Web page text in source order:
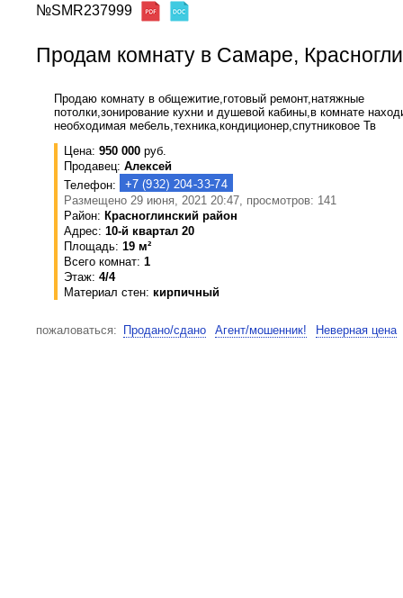
№SMR237999
Продам комнату в Самаре,
Продаю комнату в общежитие,готовый ремонт,натяжные
потолки,зонирование кухни и душевой кабины,в комнате
необходимая мебель,техника,кондиционер,спутниковое Тв
Цена: 950 000 руб.
Продавец: Алексей
Телефон:
Размещено 29 июня, 2021 20:47, просмотров: 141
Район: Красноглинский район
Адрес: 10-й квартал 20
Площадь: 19 м²
Всего комнат: 1
Этаж: 4/4
Материал стен: кирпичный
пожаловаться: Продано/сдано Агент/мошенник! Неверная цена